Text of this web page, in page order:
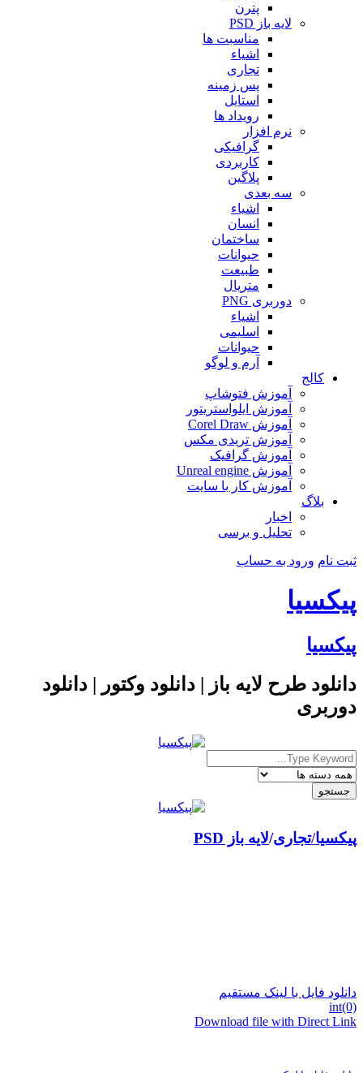
پترن
لایه باز PSD
مناسبت ها
اشیاء
تجاری
پس زمینه
استایل
رویداد ها
نرم افزار
گرافیکی
کاربردی
پلاگین
سه بعدی
اشیاء
انسان
ساختمان
حیوانات
طبیعت
متریال
دوربری PNG
اشیاء
اسلیمی
حیوانات
آرم و لوگو
کالج
آموزش فتوشاپ
آموزش ایلواستریتور
آموزش Corel Draw
آموزش تریدی مکس
آموزش گرافیک
آموزش Unreal engine
آموزش کار با سایت
بلاگ
اخبار
تحلیل و برسی
ثبت نام ورود به حساب
پیکسیا
پیکسیا
دانلود طرح لایه باز | دانلود وکتور | دانلود
دوربری
پیکسیا/ لایه باز PSD تجاری
دانلود فایل با لینک مستقیم
int(0)
Download file with Direct Link